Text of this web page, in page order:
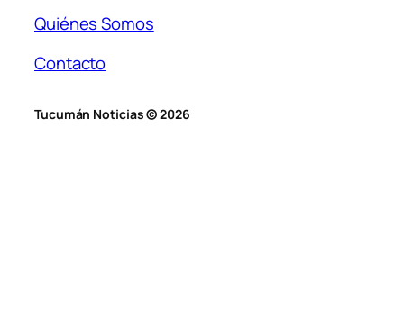
Quiénes Somos
Contacto
Tucumán Noticias © 2026